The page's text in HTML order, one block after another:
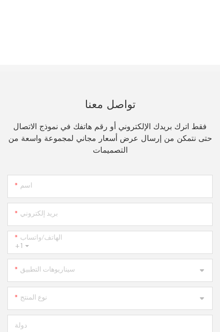
تواصل معنا
فقط اترك بريدك الإلكتروني أو رقم هاتفك في نموذج الاتصال
حتى نتمكن من إرسال عرض أسعار مجاني لمجموعة واسعة من
التصميمات
اسم
بريد إلكتروني
+1
الهاتف/واتساب
سيناريوهات التطبيق
نوع المنتج
دولة